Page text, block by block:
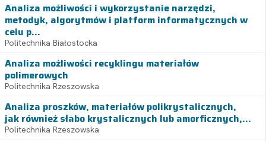
Analiza możliwości i wykorzystanie narzędzi,
metodyk, algorytmów i platform informatycznych w
celu p...
Politechnika Białostocka
Analiza możliwości recyklingu materiałów
polimerowych
Politechnika Rzeszowska
Analiza proszków, materiałów polikrystalicznych,
jak również słabo krystalicznych lub amorficznych,...
Politechnika Rzeszowska